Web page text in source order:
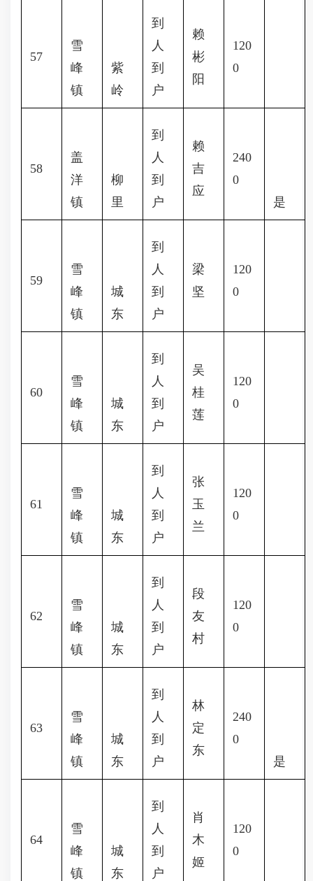
57
雪
峰
镇
紫
岭
到
人
到
户
赖
彬
阳
120
0
58
盖
洋
镇
柳
里
到
人
到
户
赖
吉
应
240
0
是
59
雪
峰
镇
城
东
到
人
到
户
梁
坚
120
0
60
雪
峰
镇
城
东
到
人
到
户
吴
桂
莲
120
0
61
雪
峰
镇
城
东
到
人
到
户
张
玉
兰
120
0
62
雪
峰
镇
城
东
到
人
到
户
段
友
村
120
0
63
雪
峰
镇
城
东
到
人
到
户
林
定
东
240
0
是
64
雪
峰
镇
城
东
到
人
到
户
肖
木
姬
120
0